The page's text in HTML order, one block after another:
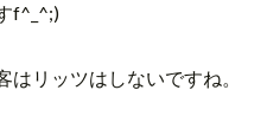
f^_^;)
リッツはしないですね。